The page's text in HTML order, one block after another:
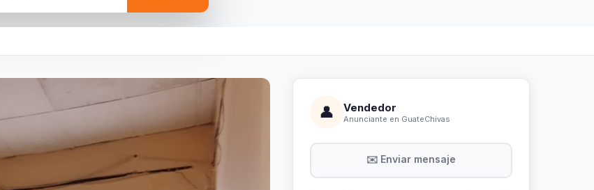
👤 Vendedor
Anunciante en GuateChivas
✉️ Enviar mensaje